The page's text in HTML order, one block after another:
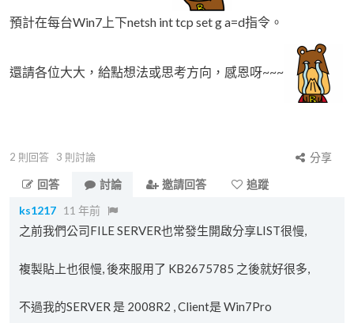
預計在每台Win7上下netsh int tcp set g a=d指令。
還請各位大大，給點想法或思考方向，感恩呀~~~
2 則回答 3 則討論
分享
回答
討論 邀請回答
追蹤
ks1217 11 年前
之前我們公司FILE SERVER也常發生開啟分享LIST很慢,
複製貼上也很慢, 後來服用了 KB2675785 之後就好很多,
不過我的SERVER 是 2008R2 , Client是 Win7Pro